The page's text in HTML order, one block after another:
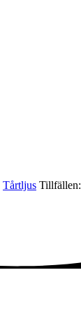
Tårtljus Tillfällen: